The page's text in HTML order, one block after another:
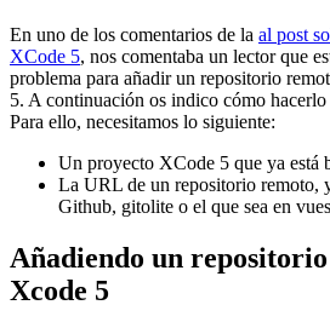
En uno de los comentarios de la al post
XCode 5, nos comentaba un lector que
problema para añadir un repositorio
5. A continuación os indico cómo
Para ello, necesitamos lo siguiente:
Un proyecto XCode 5 que ya está
La URL de un repositorio remoto,
Github, gitolite o el que sea en
Añadiendo un
Xcode 5